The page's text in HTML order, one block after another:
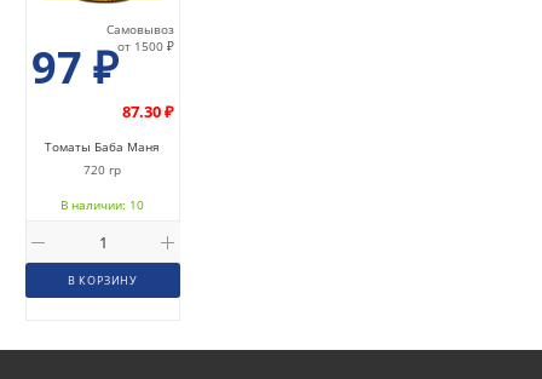
97 ₽
Самовывоз
от 1500 ₽
87.30 ₽
Томаты Баба Маня
720 гр
В наличии: 10
В КОРЗИНУ